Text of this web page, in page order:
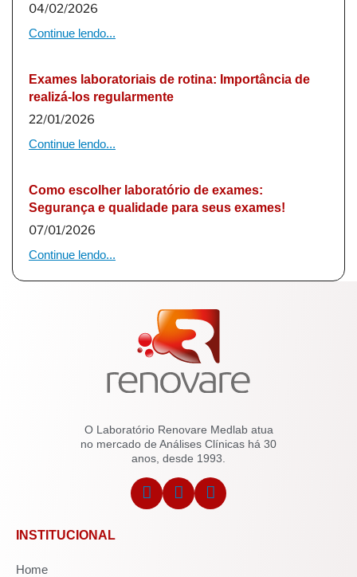
04/02/2026
Continue lendo...
Exames laboratoriais de rotina: Importância de
realizá-los regularmente
22/01/2026
Continue lendo...
Como escolher laboratório de exames:
Segurança e qualidade para seus exames!
07/01/2026
Continue lendo...
O Laboratório Renovare Medlab atua
no mercado de Análises Clínicas há 30
anos, desde 1993.
INSTITUCIONAL
Home